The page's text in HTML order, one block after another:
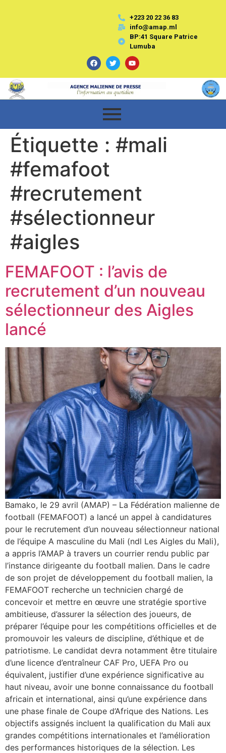
+223 20 22 36 83
info@amap.ml
BP:41 Square Patrice
Lumuba
Étiquette : #mali
#femafoot
#recrutement
#sélectionneur
#aigles
FEMAFOOT : l’avis de
recrutement d’un nouveau
sélectionneur des Aigles
lancé
Bamako, le 29 avril (AMAP) – La Fédération malienne de
football (FEMAFOOT) a lancé un appel à candidatures
pour le recrutement d’un nouveau sélectionneur national
de l’équipe A masculine du Mali (ndl Les Aigles du Mali),
a appris l’AMAP à travers un courrier rendu public par
l’instance dirigeante du football malien. Dans le cadre
de son projet de développement du football malien, la
FEMAFOOT recherche un technicien chargé de
concevoir et mettre en œuvre une stratégie sportive
ambitieuse, d’assurer la sélection des joueurs, de
préparer l’équipe pour les compétitions officielles et de
promouvoir les valeurs de discipline, d’éthique et de
patriotisme. Le candidat devra notamment être titulaire
d’une licence d’entraîneur CAF Pro, UEFA Pro ou
équivalent, justifier d’une expérience significative au
haut niveau, avoir une bonne connaissance du football
africain et international, ainsi qu’une expérience dans
une phase finale de Coupe d’Afrique des Nations. Les
objectifs assignés incluent la qualification du Mali aux
grandes compétitions internationales et l’amélioration
des performances historiques de la sélection. Les